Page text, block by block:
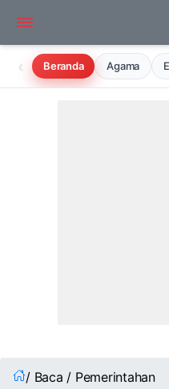
‹ Beranda Agama
/ Baca / Pemerintahan